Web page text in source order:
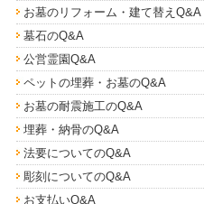
お墓のリフォーム・建て替えQ&A
墓石のQ&A
公営霊園Q&A
ペットの埋葬・お墓のQ&A
お墓の耐震施工のQ&A
埋葬・納骨のQ&A
法要についてのQ&A
彫刻についてのQ&A
お支払いQ&A